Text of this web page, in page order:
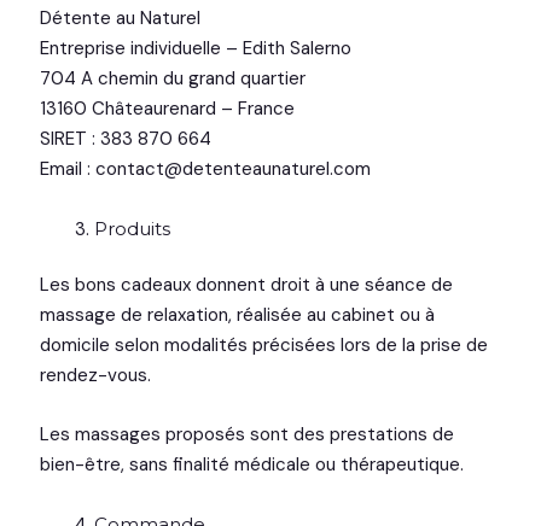
Détente au Naturel
Entreprise individuelle – Edith Salerno
704 A chemin du grand quartier
13160 Châteaurenard – France
SIRET : 383 870 664
Email : contact@detenteaunaturel.com
Produits
Les bons cadeaux donnent droit à une séance de
massage de relaxation, réalisée au cabinet ou à
domicile selon modalités précisées lors de la prise de
rendez-vous.
Les massages proposés sont des prestations de
bien-être, sans finalité médicale ou thérapeutique.